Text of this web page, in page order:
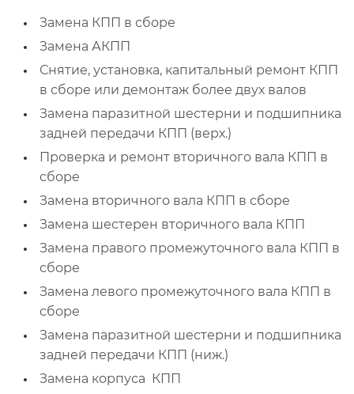
Замена КПП в сборе
Замена АКПП
Снятие, установка, капитальный ремонт КПП
в сборе или демонтаж более двух валов
Замена паразитной шестерни и подшипника
задней передачи КПП (верх.)
Проверка и ремонт вторичного вала КПП в
сборе
Замена вторичного вала КПП в сборе
Замена шестерен вторичного вала КПП
Замена правого промежуточного вала КПП в
сборе
Замена левого промежуточного вала КПП в
сборе
Замена паразитной шестерни и подшипника
задней передачи КПП (ниж.)
Замена корпуса КПП